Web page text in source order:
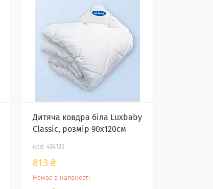
Дитяча ковдра біла Luxbaby
Classic, розмір 90х120см
484135
813 ₴
Немає в наявності